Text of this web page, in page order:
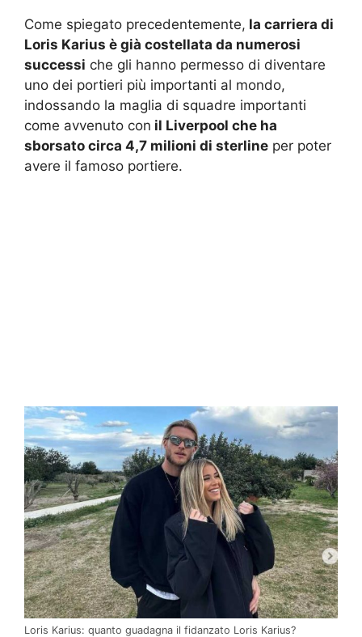
Come spiegato precedentemente, la carriera di
Loris Karius è già costellata da numerosi
successi che gli hanno permesso di diventare
uno dei portieri più importanti al mondo,
indossando la maglia di squadre importanti
come avvenuto con il Liverpool che ha
sborsato circa 4,7 milioni di sterline per poter
avere il famoso portiere.
Loris Karius: quanto guadagna il fidanzato Loris Karius?